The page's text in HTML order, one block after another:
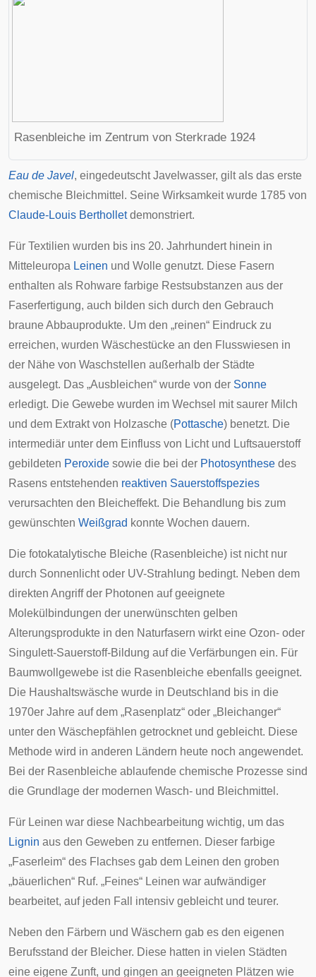
Rasenbleiche im Zentrum von Sterkrade 1924
Eau de Javel, eingedeutscht Javelwasser, gilt als das erste
chemische Bleichmittel. Seine Wirksamkeit wurde 1785 von
Claude-Louis Bertholletdemonstriert.
Für Textilien wurden bis ins 20. Jahrhundert hinein in
Mitteleuropa Leinen und Wolle genutzt. Diese Fasern
enthalten als Rohware farbige Restsubstanzen aus der
Faserfertigung, auch bilden sich durch den Gebrauch
braune Abbauprodukte. Um den „reinen“ Eindruck zu
erreichen, wurden Wäschestücke an den Flusswiesen in
der Nähe von Waschstellen außerhalb der Städte
ausgelegt. Das „Ausbleichen“ wurde von der Sonne
erledigt. Die Gewebe wurden im Wechsel mit saurer Milch
und dem Extrakt von Holzasche (Pottasche) benetzt. Die
intermediär unter dem Einfluss von Licht und Luftsauerstoff
gebildeten Peroxide sowie die bei der Photosynthese des
Rasens entstehenden reaktiven Sauerstoffspezies
verursachten den Bleicheffekt. Die Behandlung bis zum
gewünschten Weißgrad konnte Wochen dauern.
Die fotokatalytische Bleiche (Rasenbleiche) ist nicht nur
durch Sonnenlicht oder UV-Strahlung bedingt. Neben dem
direkten Angriff der Photonen auf geeignete
Molekülbindungen der unerwünschten gelben
Alterungsprodukte in den Naturfasern wirkt eine Ozon- oder
Singulett-Sauerstoff-Bildung auf die Verfärbungen ein. Für
Baumwollgewebe ist die Rasenbleiche ebenfalls geeignet.
Die Haushaltswäsche wurde in Deutschland bis in die
1970er Jahre auf dem „Rasenplatz“ oder „Bleichanger“
unter den Wäschepfählen getrocknet und gebleicht. Diese
Methode wird in anderen Ländern heute noch angewendet.
Bei der Rasenbleiche ablaufende chemische Prozesse sind
die Grundlage der modernen Wasch- und Bleichmittel.
Für Leinen war diese Nachbearbeitung wichtig, um das
Lignin aus den Geweben zu entfernen. Dieser farbige
„Faserleim“ des Flachses gab dem Leinen den groben
„bäuerlichen“ Ruf. „Feines“ Leinen war aufwändiger
bearbeitet, auf jeden Fall intensiv gebleicht und teurer.
Neben den Färbern und Wäschern gab es den eigenen
Berufsstand der Bleicher. Diese hatten in vielen Städten
eine eigene Zunft, und gingen an geeigneten Plätzen wie